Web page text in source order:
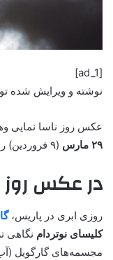
[ad_1]
نوشته و ویرایش شده
عکس روز ناسا نمایی
۲۹ مارس
(۹ فروردین) را در آسمان ابری
در عکس روز
روزی ابری در پاریس،
کلیسای نوتردام نگاهی
مجسمه‌های گارگویل